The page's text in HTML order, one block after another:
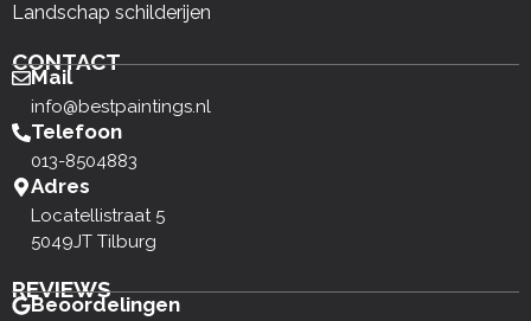
Landschap schilderijen
CONTACT
Mail
info@bestpaintings.nl
Telefoon
013-8504883
Adres
Locatellistraat 5
5049JT Tilburg
REVIEWS
Beoordelingen